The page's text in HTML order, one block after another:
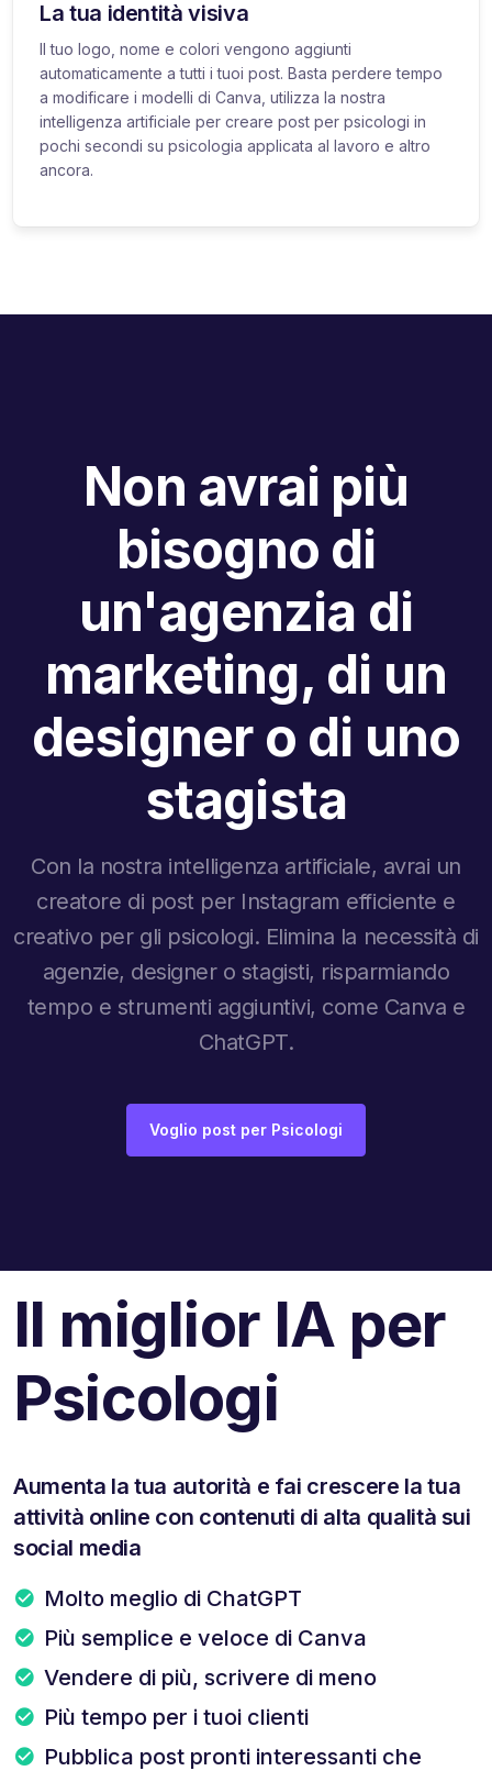
La tua identità visiva
Il tuo logo, nome e colori vengono aggiunti
automaticamente a tutti i tuoi post. Basta perdere tempo
a modificare i modelli di Canva, utilizza la nostra
intelligenza artificiale per creare post per psicologi in
pochi secondi su psicologia applicata al lavoro e altro
ancora.
Non avrai più
bisogno di
un'agenzia di
marketing, di un
designer o di uno
stagista
Con la nostra intelligenza artificiale, avrai un
creatore di post per Instagram efficiente e
creativo per gli psicologi. Elimina la necessità di
agenzie, designer o stagisti, risparmiando
tempo e strumenti aggiuntivi, come Canva e
ChatGPT.
Voglio post per Psicologi
Il miglior IA per
Psicologi
Aumenta la tua autorità e fai crescere la tua
attività online con contenuti di alta qualità sui
social media
Molto meglio di ChatGPT
Più semplice e veloce di Canva
Vendere di più, scrivere di meno
Più tempo per i tuoi clienti
Pubblica post pronti interessanti che